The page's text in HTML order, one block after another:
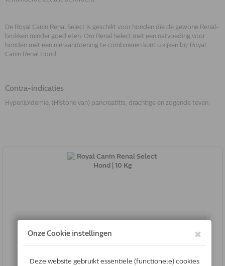
De Royal Canin Renal Select is geschikt voor honden die de gewone Renal-
brokken minder goed eten. Om Renal Select met een natvoeding voor
honden met een nieraandoening te combineren kunt u kijken bij: Royal
Canin Renal Hond.
Contra-indicaties
Hyperlipidemie, (Historie van) pancreatitis, drachtige en zogende teven.